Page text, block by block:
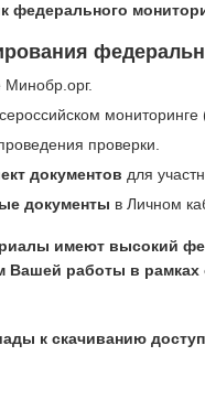
федерального
Минобр.орг.
проверки.
документов для
документы в Личном
имеют высокий
работы в рамках
к скачиванию